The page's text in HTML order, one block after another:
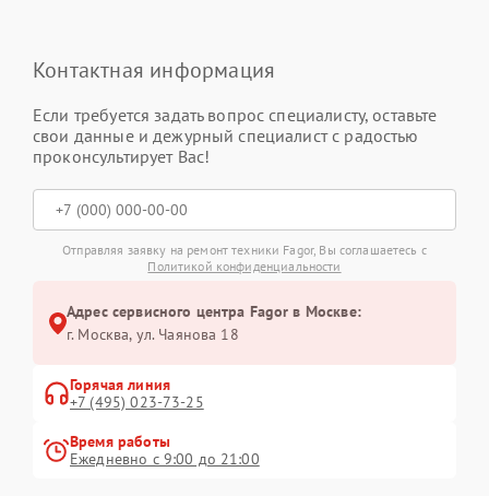
Контактная информация
Если требуется задать вопрос специалисту, оставьте
свои данные и дежурный специалист с радостью
проконсультирует Вас!
Отправляя заявку на ремонт техники Fagor, Вы соглашаетесь с
Политикой конфиденциальности
Адрес сервисного центра Fagor в Москве:
г. Москва, ул. Чаянова 18
Горячая линия
+7 (495) 023-73-25
Время работы
Ежедневно с 9:00 до 21:00